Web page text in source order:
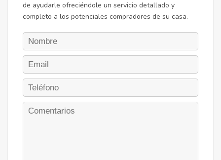
de ayudarle ofreciéndole un servicio detallado y
completo a los potenciales compradores de su casa.